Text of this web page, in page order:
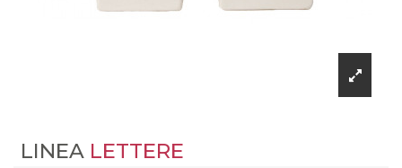
LINEA LETTERE